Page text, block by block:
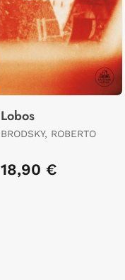
Lobos
BRODSKY, ROBERTO
18,90 €